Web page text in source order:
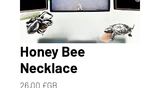
Honey Bee
Necklace
26,00 £GB